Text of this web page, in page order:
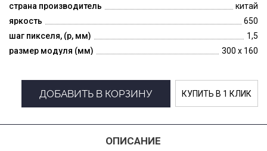
страна производитель
китай
яркость
650
шаг пикселя, (p, мм)
1,5
размер модуля (мм)
300 x 160
ДОБАВИТЬ В КОРЗИНУ КУПИТЬ В 1 КЛИК
ОПИСАНИЕ